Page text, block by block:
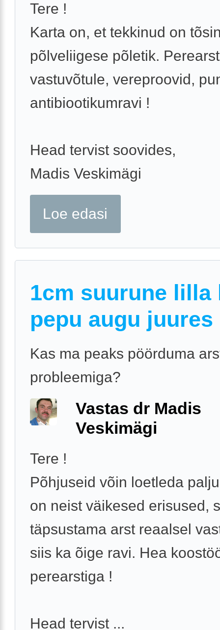
Tere !
Karta on, et tekkinud on
põlveliigese põletik.
vastuvõtule, vereproovid,
antibiootikumravi !
Head tervist soovides,
Madis Veskimägi
Loe edasi
1cm suurune lilla
pepu augu juures
Kas ma peaks pöörduma
probleemiga?
Vastas dr Madis
Veskimägi
Tere !
Põhjuseid võin loetleda
on neist väikesed erisused,
täpsustama arst reaalsel
siis ka õige ravi. Hea
perearstiga !
Head tervist ...